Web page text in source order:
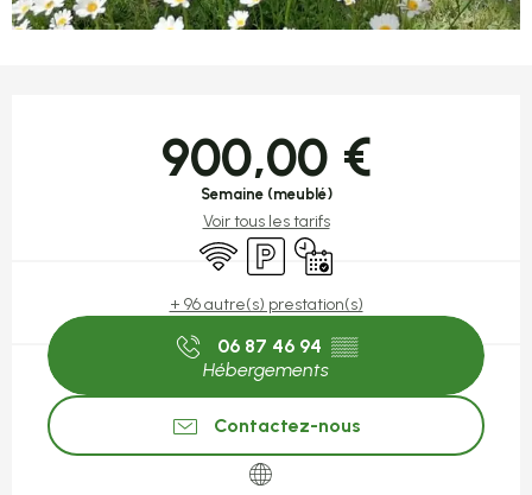
900,00 €
Semaine (meublé)
Voir tous les tarifs
WiFi ParkingUniquement sur réservation
+ 96 autre(s) prestation(s)
06 87 46 94 ▒▒
Hébergements
Contactez-nous